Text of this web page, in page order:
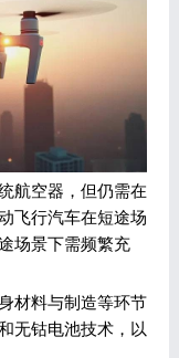
航空器，但仍需在
飞行汽车在短途场
场景下需频繁充
材料与制造等环节
无钴电池技术，以